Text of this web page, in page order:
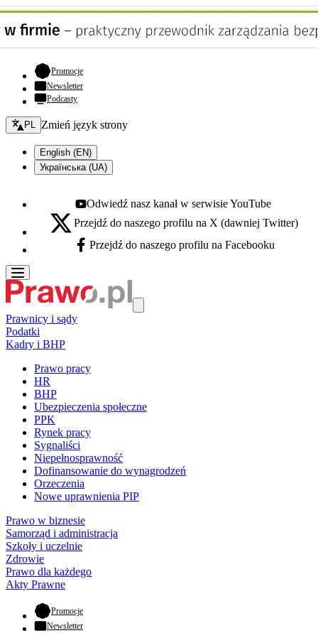
Promocje- otwiera się w nowej karcie
Newsletter
Podcasty
Zmień język - bieżący:
PL Zmień język strony
English (EN)
Українська (UA)
Youtube - otwiera się w nowej karcie
Odwiedź nasz kanał w serwisie YouTube
X - otwiera się w nowej karcie
Przejdź do naszego profilu na X (dawniej Twitter)
Facebook - otwiera się w nowej karcie
Przejdź do naszego profilu na Facebooku
Prawnicy i sądy
Podatki
Kadry i BHP
Prawo pracy
HR
BHP
Ubezpieczenia społeczne
PPK
Rynek pracy
Sygnaliści
Niepełnosprawność
Dofinansowanie do wynagrodzeń
Orzeczenia
Nowe uprawnienia PIP
Prawo w biznesie
Samorząd i administracja
Szkoły i uczelnie
Zdrowie
Prawo dla każdego
Akty Prawne
Promocje- otwiera się w nowej karcie
Newsletter